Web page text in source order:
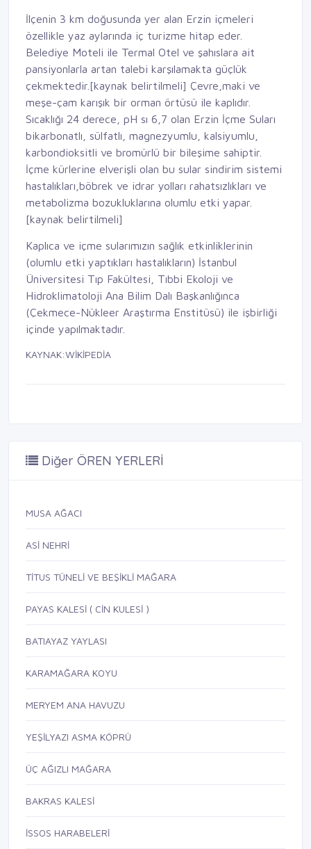
İlçenin 3 km doğusunda yer alan Erzin içmeleri
özellikle yaz aylarında iç turizme hitap eder.
Belediye Moteli ile Termal Otel ve şahıslara ait
pansiyonlarla artan talebi karşılamakta güçlük
çekmektedir.[kaynak belirtilmeli] Çevre,maki ve
meşe-çam karışık bir orman örtüsü ile kaplıdır.
Sıcaklığı 24 derece, pH sı 6,7 olan Erzin İçme Suları
bikarbonatlı, sülfatlı, magnezyumlu, kalsiyumlu,
karbondioksitli ve bromürlü bir bileşime sahiptir.
İçme kürlerine elverişli olan bu sular sindirim sistemi
hastalıkları,böbrek ve idrar yolları rahatsızlıkları ve
metabolizma bozukluklarına olumlu etki yapar.
[kaynak belirtilmeli]
Kaplıca ve içme sularımızın sağlık etkinliklerinin
(olumlu etki yaptıkları hastalıkların) İstanbul
Üniversitesi Tıp Fakültesi, Tıbbi Ekoloji ve
Hidroklimatoloji Ana Bilim Dalı Başkanlığınca
(Çekmece-Nükleer Araştırma Enstitüsü) ile işbirliği
içinde yapılmaktadır.
KAYNAK:WİKİPEDİA
Diğer ÖREN YERLERİ
MUSA AĞACI
ASİ NEHRİ
TİTUS TÜNELİ VE BEŞİKLİ MAĞARA
PAYAS KALESİ ( CİN KULESİ )
BATIAYAZ YAYLASI
KARAMAĞARA KOYU
MERYEM ANA HAVUZU
YEŞİLYAZI ASMA KÖPRÜ
ÜÇ AĞIZLI MAĞARA
BAKRAS KALESİ
İSSOS HARABELERİ